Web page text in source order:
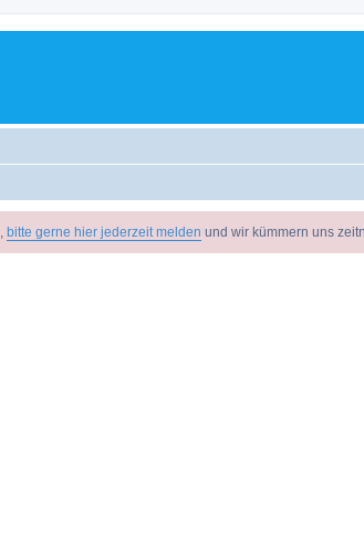
bitte gerne hier jederzeit melden und wir kümmern uns